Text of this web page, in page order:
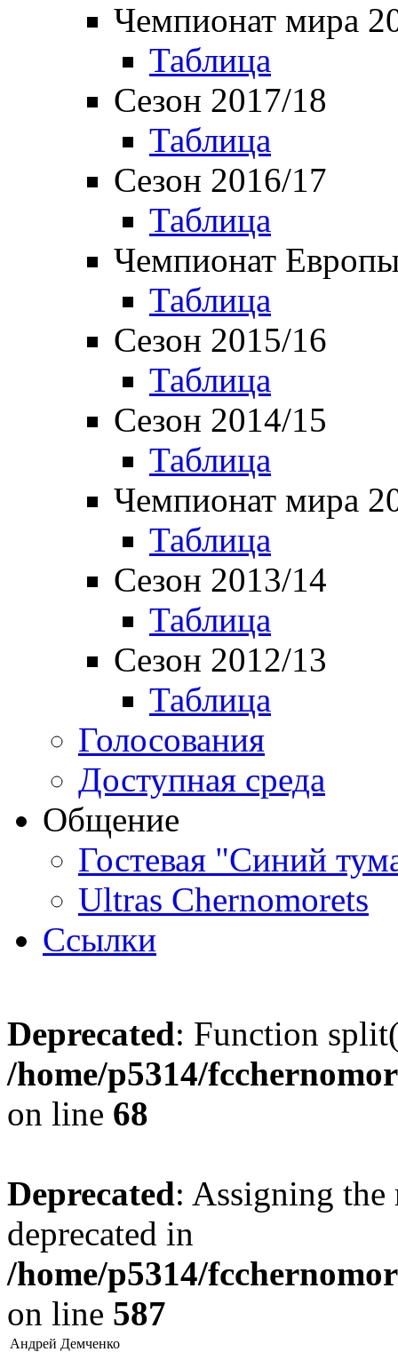
Чемпионат мира
Таблица
Сезон 2017/18
Таблица
Сезон 2016/17
Таблица
Чемпионат
Таблица
Сезон 2015/16
Таблица
Сезон 2014/15
Таблица
Чемпионат мира
Таблица
Сезон 2013/14
Таблица
Сезон 2012/13
Таблица
Голосования
Доступная среда
Общение
Гостевая "Синий
Ultras Chernomorets
Ссылки
Deprecated: Function
/home/p5314/
on line 68
Deprecated: Assigning the
deprecated in
/home/p5314/
on line 587
Андрей Демченко